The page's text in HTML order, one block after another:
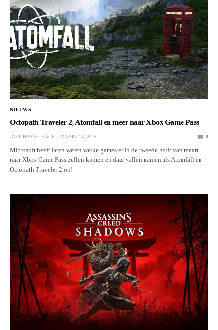
NIEUWS
Octopath Traveler 2, Atomfall en meer naar Xbox Game Pass
JOEY HASSELBACH MAART 18, 2025 0
Microsoft heeft laten weten welke games er in de tweede helft van maart
naar Xbox Game Pass zullen komen en daar vallen namen als Atomfall en
Octopath Traveler 2 op!